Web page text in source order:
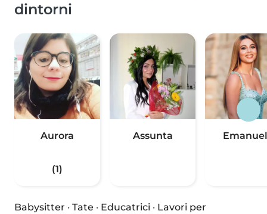
dintorni
Aurora
(1)
Assunta
Babysitter · Tate · Educatrici · Lavori per